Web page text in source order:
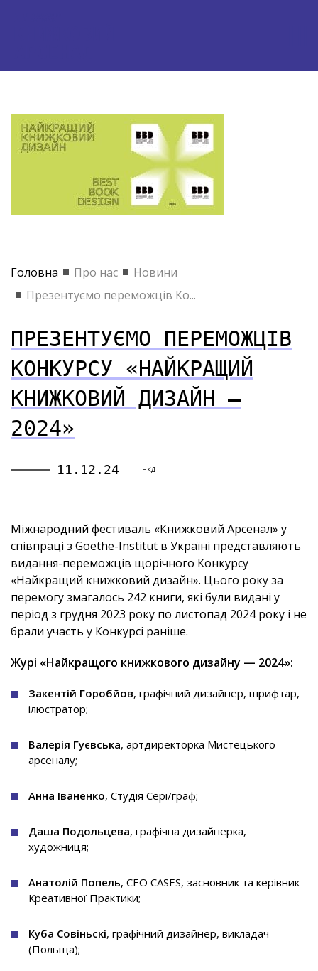
Головна Про нас
Новини
Презентуємо переможців Ко...
ПРЕЗЕНТУЄМО ПЕРЕМОЖЦІВ
КОНКУРСУ «НАЙКРАЩИЙ
КНИЖКОВИЙ ДИЗАЙН —
2024»
11.12.24 НКД
Міжнародний фестиваль «Книжковий Арсенал» у
співпраці з Goethe-Institut в Україні представляють
видання-переможців щорічного Конкурсу
«Найкращий книжковий дизайн». Цього року за
перемогу змагалось 242 книги, які були видані у
період з грудня 2023 року по листопад 2024 року і не
брали участь у Конкурсі раніше.
Журі «Найкращого книжкового дизайну — 2024»:
Закентій Горобйов, графічний дизайнер, шрифтар,
ілюстратор;
Валерія Гуєвська, артдиректорка Мистецького
арсеналу;
Анна Іваненко, Студія Сері/граф;
Даша Подольцева, графічна дизайнерка,
художниця;
Анатолій Попель, CEO CASES, засновник та керівник
Креативної Практики;
Куба Совіньскі, графічний дизайнер, викладач
(Польща);